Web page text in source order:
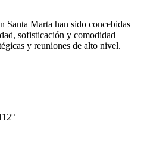
Santa Marta han sido concebidas
sofisticación y comodidad
y reuniones de alto nivel.